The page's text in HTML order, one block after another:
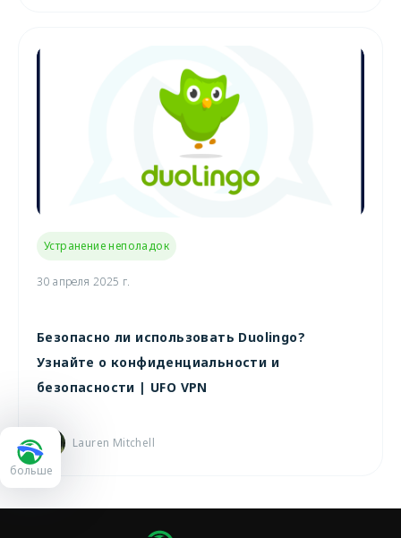
Устранение неполадок
30 апреля 2025 г.
Безопасно ли использовать Duolingo?
Узнайте о конфиденциальности и
безопасности | UFO VPN
Lauren Mitchell
больше